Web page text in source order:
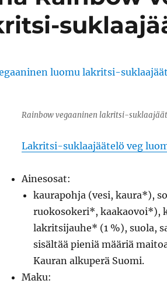
Rainbow vegaaninen lakritsi-
Lakritsi-suklaajäätelö veg
Ainesosat:
kaurapohja (vesi, kaura*),
ruokosokeri*, kaakaovoi*),
lakritsijauhe* (1 %), suola,
sisältää pieniä määriä
Kauran alkuperä Suomi.
Maku: